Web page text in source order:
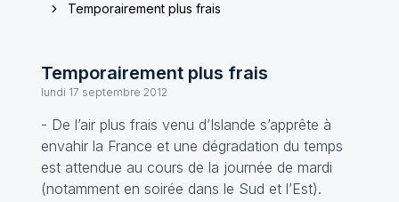
Temporairement plus frais
Temporairement plus frais
lundi 17 septembre 2012
- De l’air plus frais venu d’Islande s’apprête à
envahir la France et une dégradation du temps
est attendue au cours de la journée de mardi
(notamment en soirée dans le Sud et l’Est).